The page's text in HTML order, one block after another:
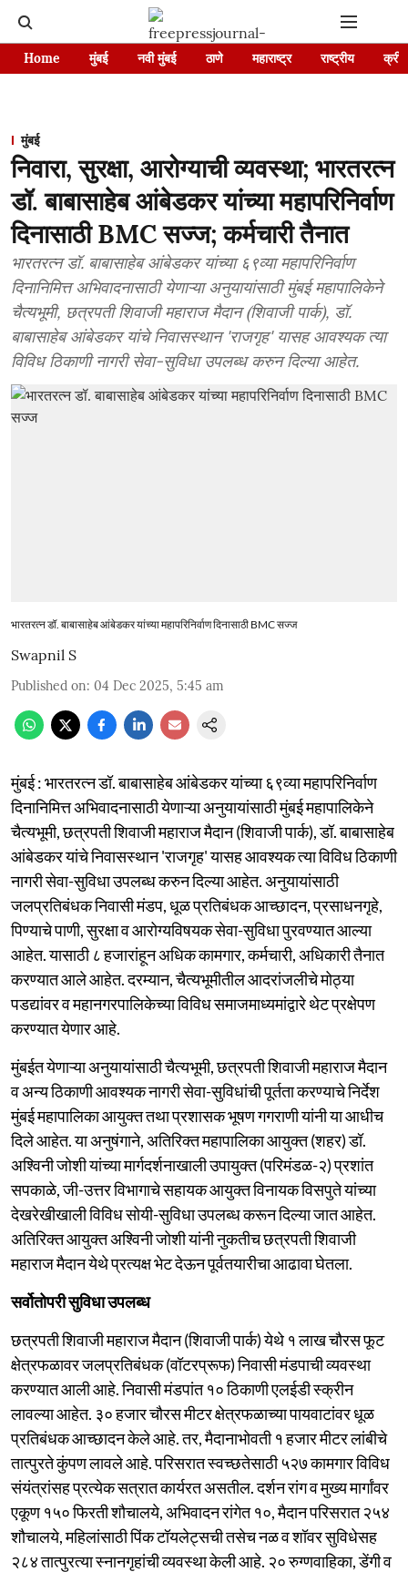
Home मुंबई नवी मुंबई ठाणे महाराष्ट्र राष्ट्रीय
मुंबई
निवारा, सुरक्षा, आरोग्याची व्यवस्था; भारतरत्न
डॉ. बाबासाहेब आंबेडकर यांच्या महापरिनिर्वाण
दिनासाठी BMC सज्ज; कर्मचारी तैनात
भारतरत्न डॉ. बाबासाहेब आंबेडकर यांच्या ६९व्या महापरिनिर्वाण
दिनानिमित्त अभिवादनासाठी येणाऱ्या अनुयायांसाठी मुंबई महापालिकेने
चैत्यभूमी, छत्रपती शिवाजी महाराज मैदान (शिवाजी पार्क), डॉ.
बाबासाहेब आंबेडकर यांचे निवासस्थान 'राजगृह' यासह आवश्यक त्या
विविध ठिकाणी नागरी सेवा-सुविधा उपलब्ध करुन दिल्या आहेत.
भारतरत्न डॉ. बाबासाहेब आंबेडकर यांच्या महापरिनिर्वाण दिनासाठी BMC सज्ज
Swapnil S
Published on: 04 Dec 2025, 5:45 am
मुंबई : भारतरत्न डॉ. बाबासाहेब आंबेडकर यांच्या ६९व्या महापरिनिर्वाण
दिनानिमित्त अभिवादनासाठी येणाऱ्या अनुयायांसाठी मुंबई महापालिकेने
चैत्यभूमी, छत्रपती शिवाजी महाराज मैदान (शिवाजी पार्क), डॉ. बाबासाहेब
आंबेडकर यांचे निवासस्थान 'राजगृह' यासह आवश्यक त्या विविध ठिकाणी
नागरी सेवा-सुविधा उपलब्ध करुन दिल्या आहेत. अनुयायांसाठी
जलप्रतिबंधक निवासी मंडप, धूळ प्रतिबंधक आच्छादन, प्रसाधनगृहे,
पिण्याचे पाणी, सुरक्षा व आरोग्यविषयक सेवा-सुविधा पुरवण्यात आल्या
आहेत. यासाठी ८ हजारांहून अधिक कामगार, कर्मचारी, अधिकारी तैनात
करण्यात आले आहेत. दरम्यान, चैत्यभूमीतील आदरांजलीचे मोठ्या
पडद्यांवर व महानगरपालिकेच्या विविध समाजमाध्यमांद्वारे थेट प्रक्षेपण
करण्यात येणार आहे.
मुंबईत येणाऱ्या अनुयायांसाठी चैत्यभूमी, छत्रपती शिवाजी महाराज मैदान
व अन्य ठिकाणी आवश्यक नागरी सेवा-सुविधांची पूर्तता करण्याचे निर्देश
मुंबई महापालिका आयुक्त तथा प्रशासक भूषण गगराणी यांनी या आधीच
दिले आहेत. या अनुषंगाने, अतिरिक्त महापालिका आयुक्त (शहर) डॉ.
अश्विनी जोशी यांच्या मार्गदर्शनाखाली उपायुक्त (परिमंडळ-२) प्रशांत
सपकाळे, जी-उत्तर विभागाचे सहायक आयुक्त विनायक विसपुते यांच्या
देखरेखीखाली विविध सोयी-सुविधा उपलब्ध करून दिल्या जात आहेत.
अतिरिक्त आयुक्त अश्विनी जोशी यांनी नुकतीच छत्रपती शिवाजी
महाराज मैदान येथे प्रत्यक्ष भेट देऊन पूर्वतयारीचा आढावा घेतला.
सर्वोतोपरी सुविधा उपलब्ध
छत्रपती शिवाजी महाराज मैदान (शिवाजी पार्क) येथे १ लाख चौरस फूट
क्षेत्रफळावर जलप्रतिबंधक (वॉटरप्रूफ) निवासी मंडपाची व्यवस्था
करण्यात आली आहे. निवासी मंडपांत १० ठिकाणी एलईडी स्क्रीन
लावल्या आहेत. ३० हजार चौरस मीटर क्षेत्रफळाच्या पायवाटांवर धूळ
प्रतिबंधक आच्छादन केले आहे. तर, मैदानाभोवती १ हजार मीटर लांबीचे
तात्पुरते कुंपण लावले आहे. परिसरात स्वच्छतेसाठी ५२७ कामगार विविध
संयंत्रांसह प्रत्येक सत्रात कार्यरत असतील. दर्शन रांग व मुख्य मार्गांवर
एकूण १५० फिरती शौचालये, अभिवादन रांगेत १०, मैदान परिसरात २५४
शौचालये, महिलांसाठी पिंक टॉयलेट्सची तसेच नळ व शॉवर सुविधेसह
२८४ तात्पुरत्या स्नानगृहांची व्यवस्था केली आहे. २० रुग्णवाहिका, डेंगी व